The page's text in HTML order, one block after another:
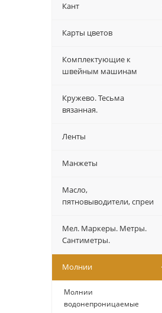
Кант
Карты цветов
Комплектующие к
швейным машинам
Кружево. Тесьма
вязанная.
Ленты
Манжеты
Масло,
пятновыводители, спреи
Мел. Маркеры. Метры.
Сантиметры.
Молнии
Молнии
водонепроницаемые